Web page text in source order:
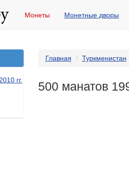
Монеты Монетные дворы
гг.
Главная Туркменистан
500 манатов